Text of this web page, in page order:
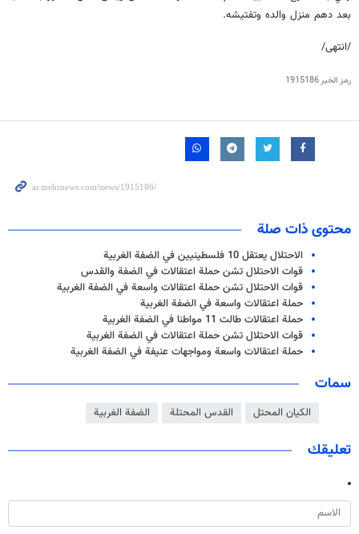
بعد دهم منزل والده وتفتيشه.
/انتهى/
رمز الخبر1915186
محتوى ذات صلة
الاحتلال يعتقل 10 فلسطينيين في الضفة الغربية
قوات الاحتلال تشن حملة اعتقالات في الضفة والقدس
قوات الاحتلال تشن حملة اعتقالات واسعة في الضفة الغربية
حملة اعتقالات واسعة في الضفة الغربية
حملة اعتقالات طالت 11 مواطنا في الضفة الغربية
قوات الاحتلال تشن حملة اعتقالات في الضفة الغربية
حملة اعتقالات واسعة ومواجهات عنيفة في الضفة الغربية
سمات
الكيان المحتل القدس المحتلة الضفة الغربية
تعليقك